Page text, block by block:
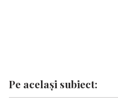
Pe același subiect: